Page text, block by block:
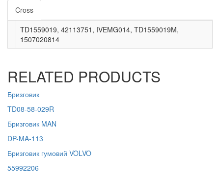
Cross
TD1559019, 42113751, IVEMG014, TD1559019M,
1507020814
RELATED PRODUCTS
Бризговик
TD08-58-029R
Бризговик MAN
DP-MA-113
Бризговик гумовий VOLVO
55992206